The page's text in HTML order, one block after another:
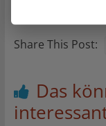
Share This Post:
Das